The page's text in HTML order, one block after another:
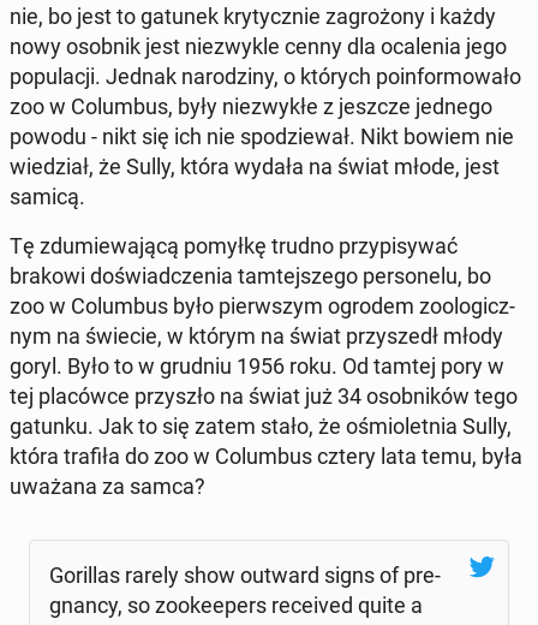
nie, bo jest to gatunek kry­tycz­nie za­gro­żo­ny i każdy
nowy osobnik jest nie­zwy­kle cenny dla oca­le­nia jego
po­pu­la­cji. Jednak na­ro­dzi­ny, o których po­in­for­mo­wa­ło
zoo w Co­lum­bus, były nie­zwy­kłe z jeszcze jednego
powodu - nikt się ich nie spo­dzie­wał. Nikt bowiem nie
wie­dział, że Sully, która wydała na świat młode, jest
samicą.
Tę zdu­mie­wa­ją­cą pomyłkę trudno przy­pi­sy­wać
brakowi do­świad­cze­nia tam­tej­sze­go per­so­ne­lu, bo
zoo w Co­lum­bus było pierw­szym ogrodem zoo­lo­gicz­
nym na świecie, w którym na świat przy­szedł młody
goryl. Było to w grudniu 1956 roku. Od tamtej pory w
tej pla­ców­ce przy­szło na świat już 34 osob­ni­ków tego
gatunku. Jak to się zatem stało, że ośmio­let­nia Sully,
która trafiła do zoo w Co­lum­bus cztery lata temu, była
uważana za samca?
Go­ril­las rarely show outward signs of pre­
gnan­cy, so zoo­ke­epers re­ce­ived quite a